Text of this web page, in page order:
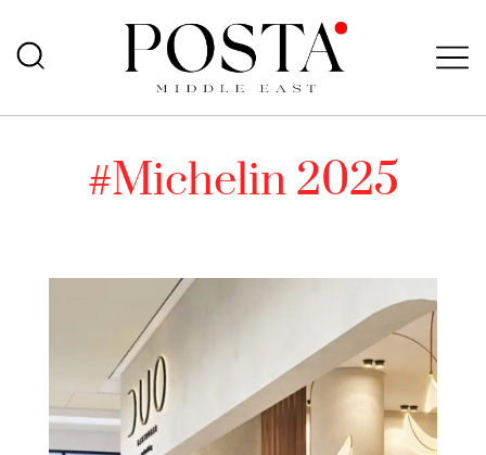
#Michelin 2025